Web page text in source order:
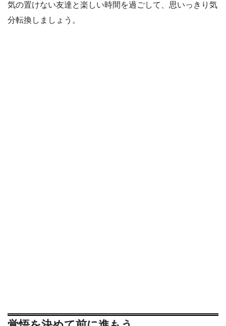
気の置けない友達と楽しい時間を過ごして、思いっきり気
分転換しましょう。